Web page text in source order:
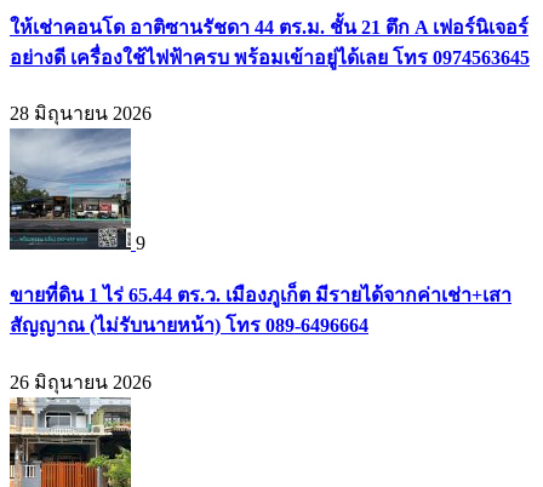
ให้เช่าคอนโด อาติซานรัชดา 44 ตร.ม. ชั้น 21 ตึก A เฟอร์นิเจอร์
อย่างดี เครื่องใช้ไฟฟ้าครบ พร้อมเข้าอยู่ได้เลย โทร 0974563645
28 มิถุนายน 2026
9
ขายที่ดิน 1 ไร่ 65.44 ตร.ว. เมืองภูเก็ต มีรายได้จากค่าเช่า+เสา
สัญญาณ (ไม่รับนายหน้า) โทร 089-6496664
26 มิถุนายน 2026